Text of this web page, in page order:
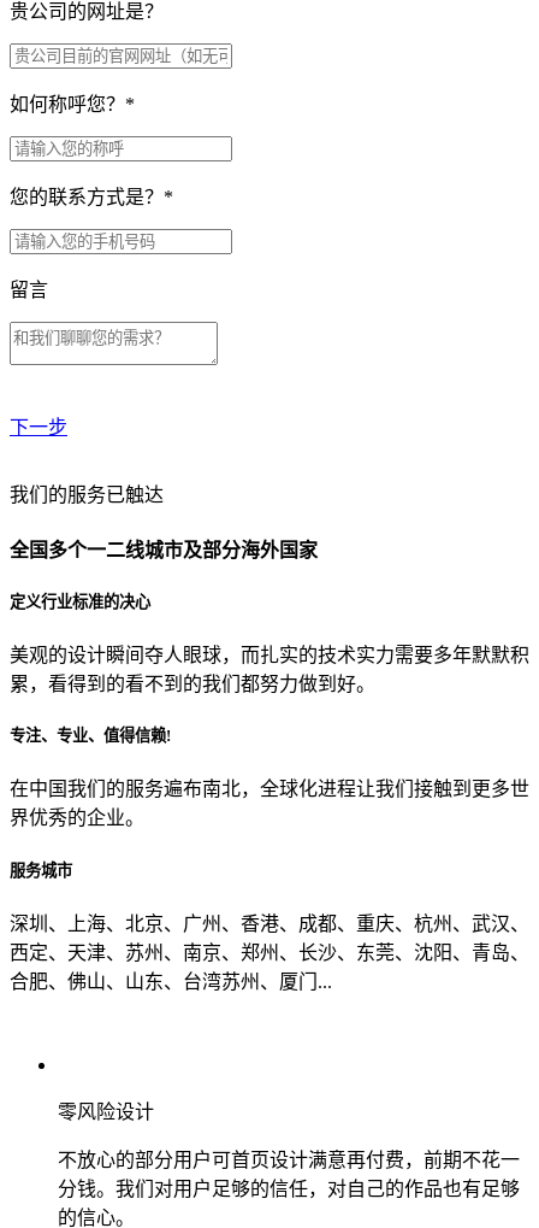
贵公司的网址是？
如何称呼您？ *
您的联系方式是？ *
留言
下一步
贵公司预算范围是？
贵公司的团队规模是？
目前主要的营销渠道是？
我们的服务已触达
全国多个一二线城市及部分海外国家
定义行业标准的决心
美观的设计瞬间夺人眼球，而扎实的技术实力需要多年默默积
累，看得到的看不到的我们都努力做到好。
专注、专业、值得信赖!
在中国我们的服务遍布南北，全球化进程让我们接触到更多世
界优秀的企业。
服务城市
深圳、上海、北京、广州、香港、成都、重庆、杭州、武汉、
西定、天津、苏州、南京、郑州、长沙、东莞、沈阳、青岛、
合肥、佛山、山东、台湾苏州、厦门...
零风险设计
不放心的部分用户可首页设计满意再付费，前期不花一
分钱。我们对用户足够的信任，对自己的作品也有足够
的信心。